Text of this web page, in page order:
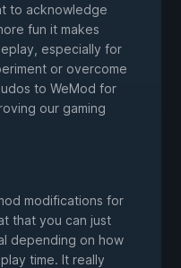
to acknowledge
fun it makes
especially for
or overcome
to WeMod for
our gaming
modifications for
that you can just
depending on how
time. It really